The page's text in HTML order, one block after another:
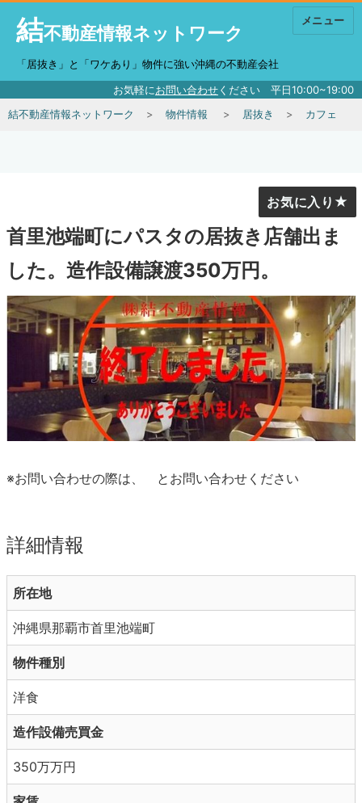
結不動産情報ネットワーク
「居抜き」と「ワケあり」物件に強い沖縄の不動産会社
お気軽にお問い合わせください 平日10:00~19:00
メニュー
結不動産情報ネットワーク 物件情報 居抜き カフェ
首里池端町にパスタの居抜き店舗出ま
した。造作設備譲渡350万円。
お気に入り
※お問い合わせの際は、 とお問い合わせください
詳細情報
所在地
沖縄県那覇市首里池端町
物件種別
洋食
造作設備売買金
350万万円